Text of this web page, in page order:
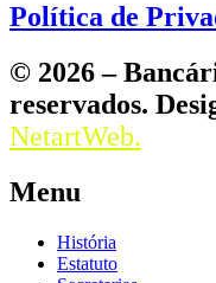
Política de
© 2026 –
reservados.
NetartWeb.
Menu
História
Estatuto